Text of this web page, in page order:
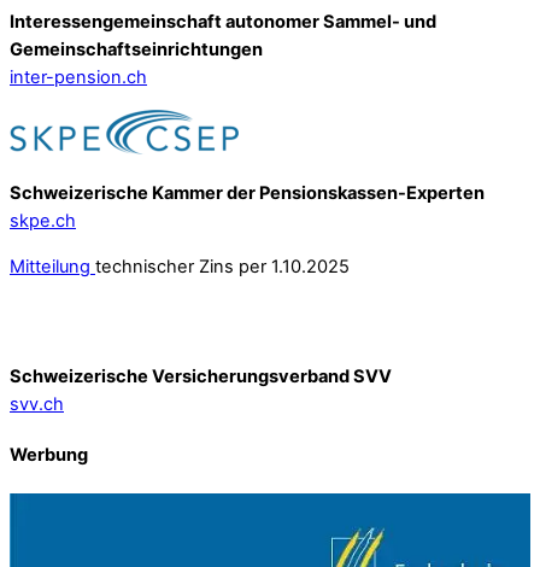
Interessengemeinschaft autonomer Sammel- und
Gemeinschafts­einrichtungen
inter-pension.ch
Schweizerische Kammer der Pensionskassen-Experten
skpe.ch
Mitteilung technischer Zins per 1.10.2025
Schweizerische Versicherungsverband SVV
svv.ch
Werbung